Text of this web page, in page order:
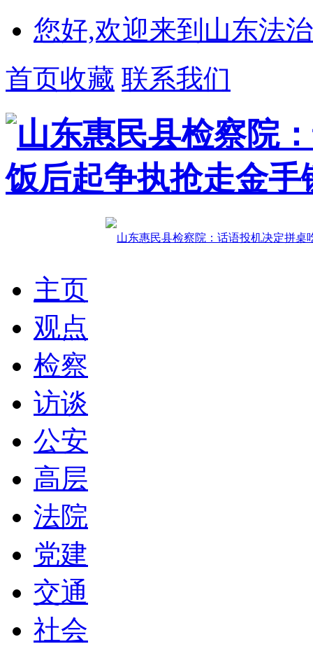
您好,欢迎来到山东法
首页收藏 联系我们
主页
观点
检察
访谈
公安
高层
法院
党建
交通
社会